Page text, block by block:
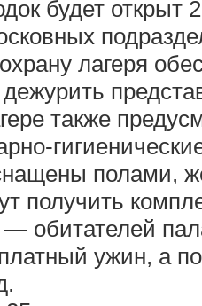
будет открыт
лагеря
дежурить
также
полами,
получить
обитателей
ужин, а